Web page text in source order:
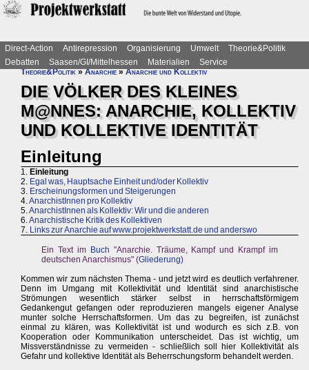
Direct-Action Antirepression Organisierung Umwelt
Theorie&Politik
Debatten
Saasen/GI/Mittelhessen Materialien
Service
Theorie&Politik»Anarchie»Anarchie und Kollektiv
DIE VÖLKER DES KLEINES
M@NNES: ANARCHIE, KOLLEKTIV
UND KOLLEKTIVE IDENTITÄT
Einleitung
1. Einleitung
2. Egal was, Hauptsache Einheit und/oder Kollektiv
3. Erscheinungsformen und Steigerungen
4.AnarchistInnen pro Kollektiv
5.AnarchistInnen als Kollektiv: Wir und die anderen
6.Anarchistische Kritik des Kollektiven
7. Links zur Anarchie auf www.projektwerkstatt.de und anderswo
Ein Text im Buch "Anarchie. Träume, Kampf und Krampf im
deutschen Anarchismus" (Gliederung)
Kommen wir zum nächsten Thema - und jetzt wird es deutlich verfahrener.
Denn im Umgang mit Kollektivität und Identität sind anarchistische
Strömungen wesentlich stärker selbst in herrschaftsförmigem
Gedankengut gefangen oder reproduzieren mangels eigener Analyse
munter solche Herrschaftsformen. Um das zu begreifen, ist zunächst
einmal zu klären, was Kollektivität ist und wodurch es sich z.B. von
Kooperation oder Kommunikation unterscheidet. Das ist wichtig, um
Missverständnisse zu vermeiden - schließlich soll hier Kollektivität als
Gefahr und kollektive Identität als Beherrschungsform behandelt werden.